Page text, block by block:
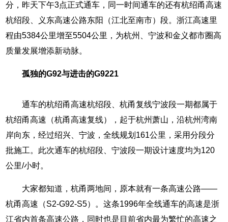
分，昨天下午3点正式通车，同一时间通车的还有杭绍甬高速
杭绍段、义东高速公路东阳（江北至南市）段。浙江高速里
程由5384公里增至5504公里，为杭州、宁波和金义都市圈高
质量发展增添新动脉。
孤独的G92与进击的G9221
通车的杭绍甬高速杭绍段、杭甬复线宁波段一期都属于
杭绍甬高速（杭甬高速复线），起于杭州萧山，沿杭州湾南
岸向东，经过绍兴、宁波，全线规划161公里，采用分段分
批施工。此次通车的杭绍段、宁波段一期设计速度均为120
公里/小时。
大家都知道，杭甬两地间，原本就有一条高速公路——
杭甬高速（S2-G92-S5）。这条1996年全线通车的高速是浙
江省内首条高速公路，同时也是目前省内最为繁忙的高速之